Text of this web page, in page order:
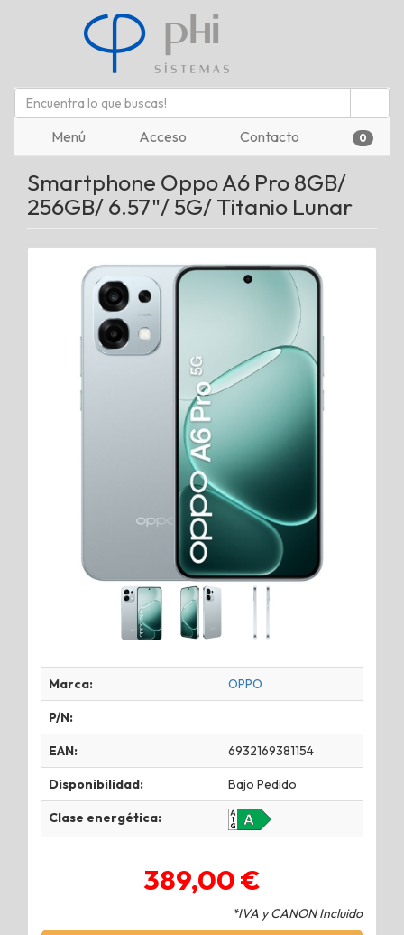
Menú Acceso Contacto 0
Smartphone Oppo A6 Pro 8GB/
256GB/ 6.57"/ 5G/ Titanio Lunar
Marca: OPPO
P/N:
EAN: 6932169381154
Disponibilidad: Bajo Pedido
Clase energética:
389,00 €
*IVA y CANON Incluido